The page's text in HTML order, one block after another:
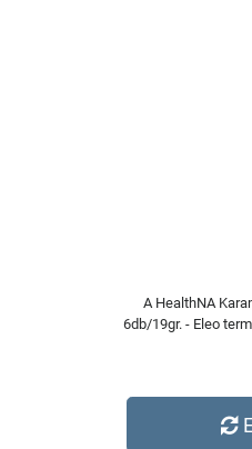
A HealthNA
6db/19gr. - Eleo